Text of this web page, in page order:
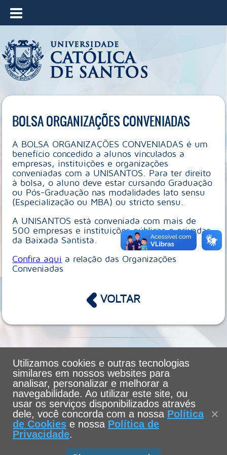
≡
BOLSA ORGANIZAÇÕES CONVENIADAS
A BOLSA ORGANIZAÇÕES CONVENIADAS é um
benefício concedido a alunos vinculados a
empresas, instituições e organizações
conveniadas com a UNISANTOS. Para ter direito
à bolsa, o aluno deve estar cursando Graduação
ou Pós-Graduação nas modalidades lato sensu
(Especialização ou MBA) ou stricto sensu.
A UNISANTOS está conveniada com mais de
500 empresas e instituições públicas e privadas
da Baixada Santista.
Confira aqui a relação das Organizações
Conveniadas
VOLTAR
Informações: 13. 3205-5555 ramais
1477/1478 - sfe@unisantos.br
Utilizamos cookies e outras tecnologias
similares em nossos websites para
analisar, personalizar e melhorar a
navegabilidade. Ao utilizar este site, ou
usar os serviços disponibilizados através
dele, você concorda com a nossa Política
de Cookies e nossa Política de
Privacidade.